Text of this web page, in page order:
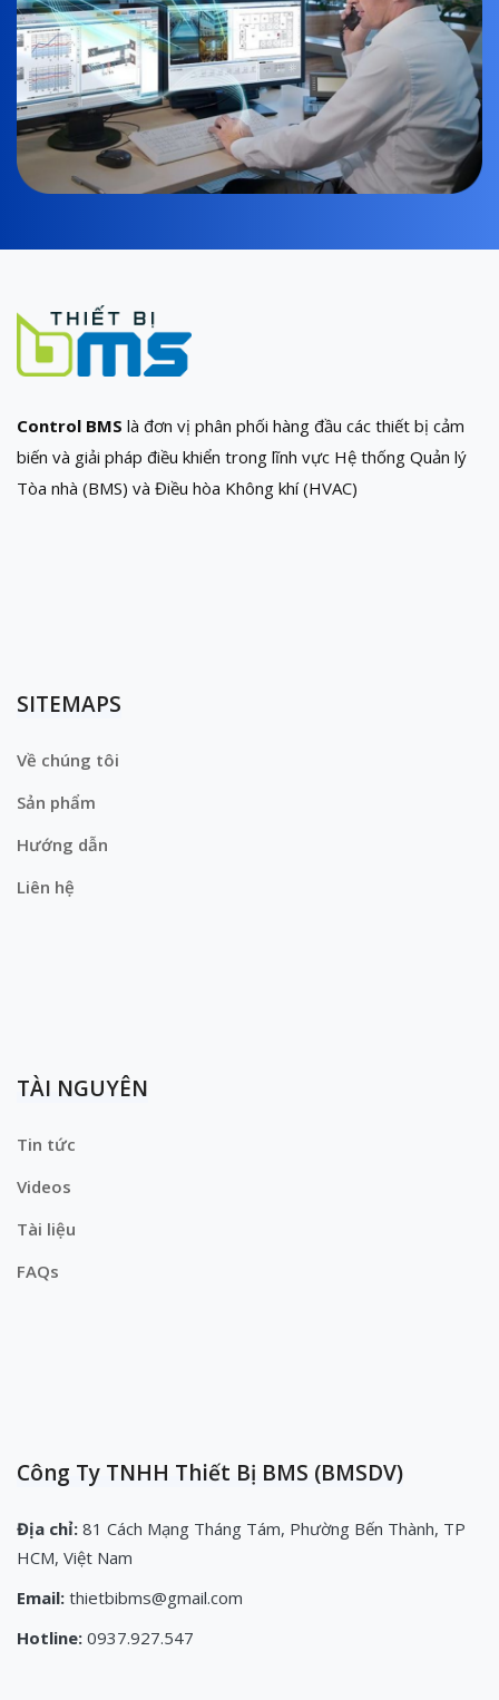
Control BMS là đơn vị phân phối hàng đầu các thiết bị cảm
biến và giải pháp điều khiển trong lĩnh vực Hệ thống Quản lý
Tòa nhà (BMS) và Điều hòa Không khí (HVAC)
SITEMAPS
Về chúng tôi
Sản phẩm
Hướng dẫn
Liên hệ
TÀI NGUYÊN
Tin tức
Videos
Tài liệu
FAQs
Công Ty TNHH Thiết Bị BMS (BMSDV)
Địa chỉ: 81 Cách Mạng Tháng Tám, Phường Bến Thành, TP
HCM, Việt Nam
Email: thietbibms@gmail.com
Hotline: 0937.927.547